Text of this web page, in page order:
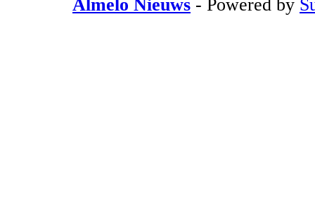
Almelo Nieuws - Powered by